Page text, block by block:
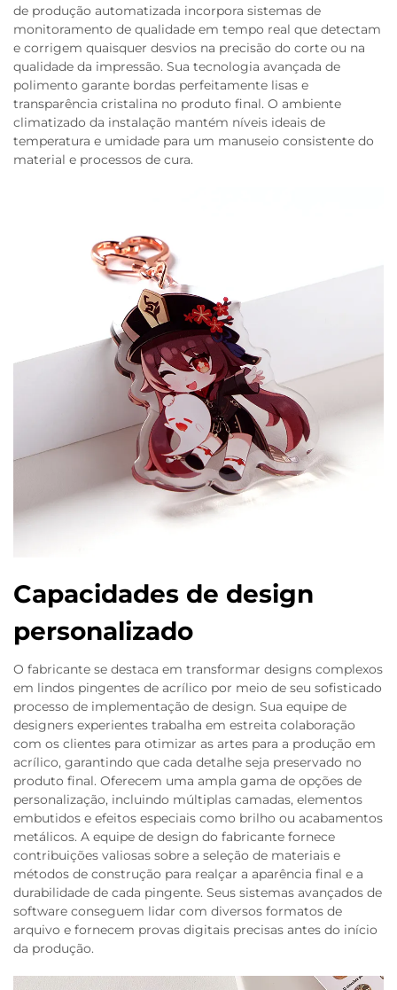
de produção automatizada incorpora sistemas de
monitoramento de qualidade em tempo real que detectam
e corrigem quaisquer desvios na precisão do corte ou na
qualidade da impressão. Sua tecnologia avançada de
polimento garante bordas perfeitamente lisas e
transparência cristalina no produto final. O ambiente
climatizado da instalação mantém níveis ideais de
temperatura e umidade para um manuseio consistente do
material e processos de cura.
Capacidades de design
personalizado
O fabricante se destaca em transformar designs complexos
em lindos pingentes de acrílico por meio de seu sofisticado
processo de implementação de design. Sua equipe de
designers experientes trabalha em estreita colaboração
com os clientes para otimizar as artes para a produção em
acrílico, garantindo que cada detalhe seja preservado no
produto final. Oferecem uma ampla gama de opções de
personalização, incluindo múltiplas camadas, elementos
embutidos e efeitos especiais como brilho ou acabamentos
metálicos. A equipe de design do fabricante fornece
contribuições valiosas sobre a seleção de materiais e
métodos de construção para realçar a aparência final e a
durabilidade de cada pingente. Seus sistemas avançados de
software conseguem lidar com diversos formatos de
arquivo e fornecem provas digitais precisas antes do início
da produção.